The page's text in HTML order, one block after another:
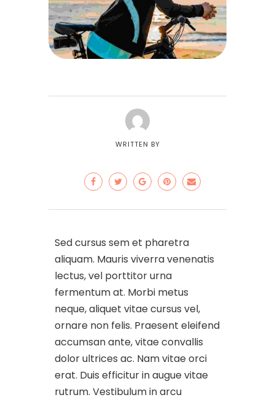
WRITTEN BY
Sed cursus sem et pharetra
aliquam. Mauris viverra venenatis
lectus, vel porttitor urna
fermentum at. Morbi metus
neque, aliquet vitae cursus vel,
ornare non felis. Praesent eleifend
accumsan ante, vitae convallis
dolor ultrices ac. Nam vitae orci
erat. Duis efficitur in augue vitae
rutrum. Vestibulum in arcu